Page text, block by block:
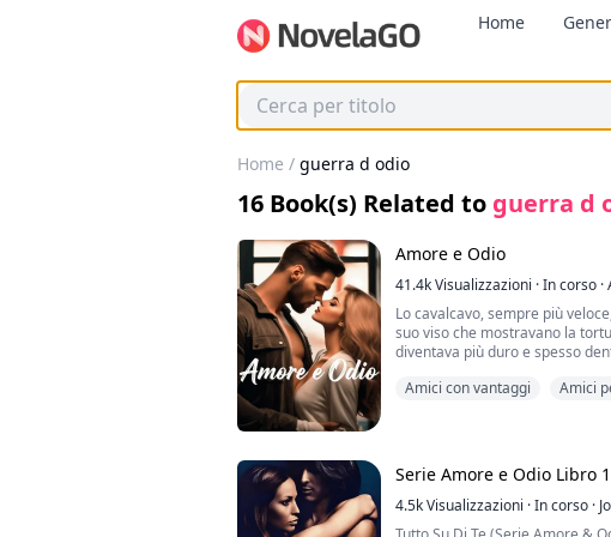
Home
Home / guerra d odio
16 Book(s) Related to guerra d
Amore e Odio
41.4kVisualizzazioni ·In corso ·
Lo cavalcavo, sempre più
suo viso che mostravano la
diventava più duro e spesso
succhiava forte il mio
e il mio orgasmo traboccò.
mentre le endorfine del piacere
corpo.
"Oh... sì... proprio lì... proprio lì..."
Amici con vantaggi Amici
Serie Amore e Odio Libro
4.5kVisualizzazioni ·In corso ·